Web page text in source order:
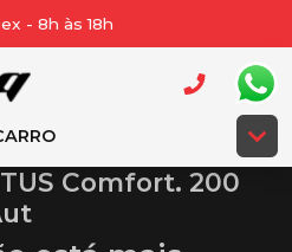
- 8h às 18h
Comfort. 200